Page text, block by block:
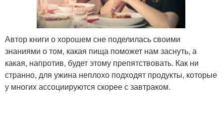
Автор книги о хорошем сне поделилась своими
знаниями о том, какая пища поможет нам заснуть, а
какая, напротив, будет этому препятствовать. Как ни
странно, для ужина неплохо подходят продукты, которые
у многих ассоциируются скорее с завтраком.